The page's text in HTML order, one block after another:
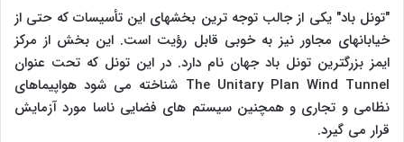
"تونل باد" یکی از جالب توجه ترین بخشهای این تأسیسات که حتی از
خیابانهای مجاور نیز به خوبی قابل رؤیت است. این بخش از مرکز
ایمز بزرگترین تونل باد جهان نام دارد. در این تونل که تحت عنوان
The Unitary Plan Wind Tunnel شناخته می شود هواپیماهای
نظامی و تجاری و همچنین سیستم های فضایی ناسا مورد آزمایش
قرار می گیرد.